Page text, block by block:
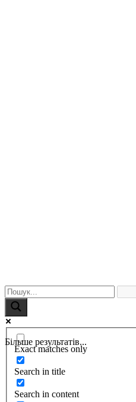
Більше результатів...
Exact matches only
Search in title
Search in content